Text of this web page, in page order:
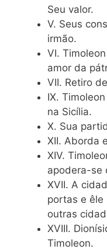
Seu valor.
V. Seus
irmão.
VI.
amor da
VII. Retiro
IX.
na Sicília.
X. Sua
XII. Aborda
XIV.
apodera-se
XVII. A
portas e êle
outras
XVIII.
Timoleon.